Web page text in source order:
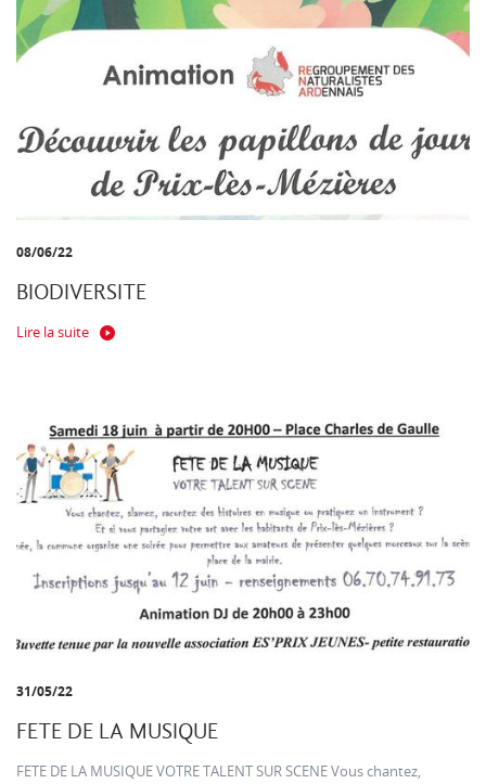
08/06/22
BIODIVERSITE
Lire la suite
31/05/22
FETE DE LA MUSIQUE
FETE DE LA MUSIQUE VOTRE TALENT SUR SCENE Vous chantez,